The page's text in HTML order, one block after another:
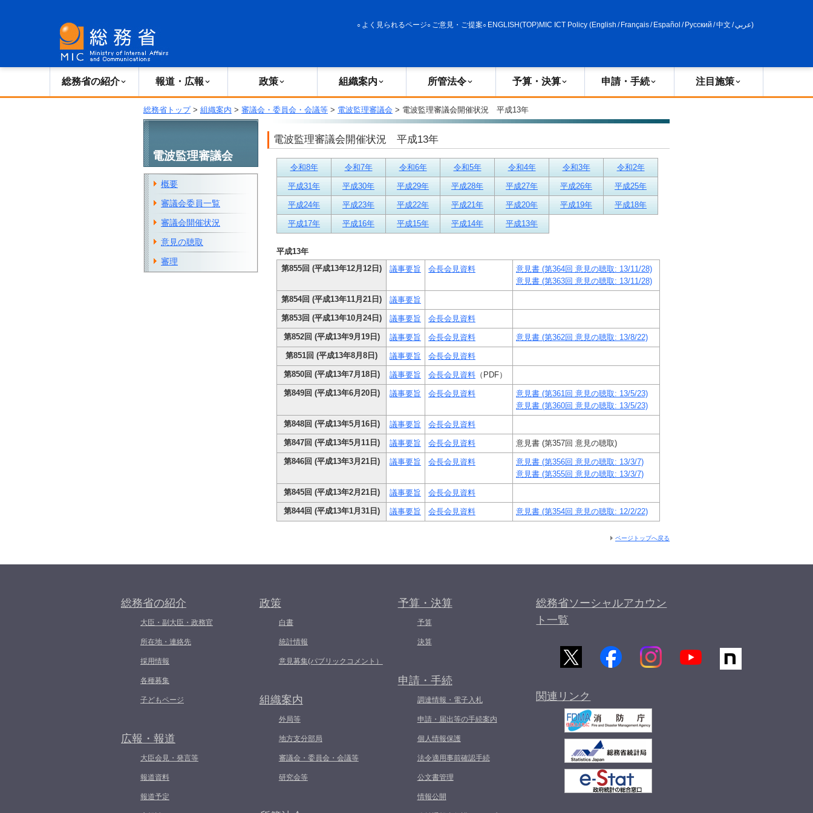
よく見られるページ ご意見・ご提案 ENGLISH(TOP)MIC ICT Policy (English / Français/ Español / Русский /中文 /عربي)
総務省の紹介 報道・広報 政策 組織案内 所管法令 予算・決算 申請・手続 注目施策
総務省トップ> 組織案内 > 審議会・委員会・会議等 > 電波監理審議会 > 電波監理審議会開催状況 平成13年
電波監理審議会開催状況 平成13年
令和8年 令和7年 令和6年 令和5年 令和4年 令和3年 令和2年
平成31年 平成30年 平成29年 平成28年 平成27年 平成26年 平成25年
平成24年 平成23年 平成22年 平成21年 平成20年 平成19年 平成18年
平成17年 平成16年 平成15年 平成14年 平成13年
平成13年
第855回 (平成13年12月12日)
議事要旨 会長会見資料
意見書 (第364回 意見の聴取: 13/11/28)
意見書 (第363回 意見の聴取: 13/11/28)
第854回 (平成13年11月21日)
議事要旨
第853回 (平成13年10月24日)
議事要旨
会長会見資料
第852回 (平成13年9月19日)
議事要旨 会長会見資料
意見書 (第362回 意見の聴取: 13/8/22)
第851回 (平成13年8月8日)
議事要旨
会長会見資料
第850回 (平成13年7月18日)
議事要旨 会長会見資料 （PDF）
第849回 (平成13年6月20日)
議事要旨 会長会見資料
意見書 (第361回 意見の聴取: 13/5/23)
意見書 (第360回 意見の聴取: 13/5/23)
第848回 (平成13年5月16日)
議事要旨
会長会見資料
第847回 (平成13年5月11日)
議事要旨 会長会見資料
意見書 (第357回 意見の聴取)
第846回 (平成13年3月21日)
議事要旨 会長会見資料
意見書 (第356回 意見の聴取: 13/3/7)
意見書 (第355回 意見の聴取: 13/3/7)
第845回 (平成13年2月21日)
議事要旨
会長会見資料
第844回 (平成13年1月31日)
議事要旨 会長会見資料 意見書 (第354回 意見の聴取: 12/2/22)
ページトップへ戻る
電波監理審議会
概要
審議会委員一覧
審議会開催状況
意見の聴取
審理
総務省の紹介
大臣・副大臣・政務官
所在地・連絡先
採用情報
各種募集
子どもページ
広報・報道
大臣会見・発言等
報道資料
報道予定
政策
白書
統計情報
意見募集(パブリックコメント）
組織案内
外局等
地方支分部局
審議会・委員会・会議等
研究会等
予算・決算
予算
決算
申請・手続
調達情報・電子入札
申請・届出等の手続案内
個人情報保護
法令適用事前確認手続
公文書管理
情報公開
総務省ソーシャルアカウン
ト一覧
関連リンク